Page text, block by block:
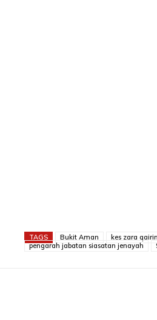
TAGS Bukit Aman kes zara
pengarah jabatan siasatan jenayah